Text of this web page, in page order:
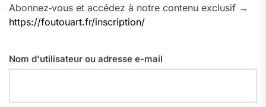
Abonnez‑vous et accédez à notre contenu exclusif →
https://foutouart.fr/inscription/
Nom d'utilisateur ou adresse e-mail